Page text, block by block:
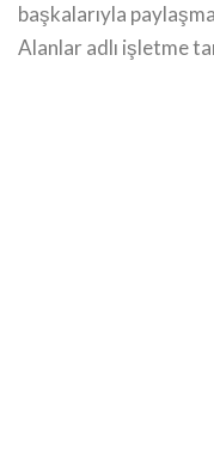
başkalarıyla
Alanlar adlı işletme